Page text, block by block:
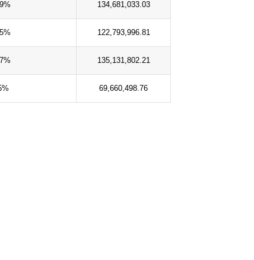
134,681,033.03
122,793,996.81
135,131,802.21
69,660,498.76